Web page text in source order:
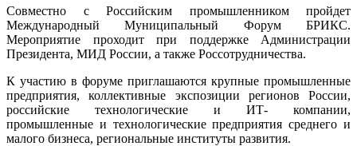
Совместно с Российским промышленником пройдет
Международный Муниципальный Форум БРИКС.
Мероприятие проходит при поддержке Администрации
Президента, МИД России, а также Россотрудничества.
К участию в форуме приглашаются крупные промышленные
предприятия, коллективные экспозиции регионов России,
российские технологические и ИТ- компании,
промышленные и технологические предприятия среднего и
малого бизнеса, региональные институты развития.